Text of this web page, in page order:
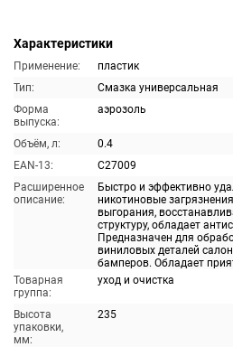
Характеристики
Применение:
пластик
Тип:
Смазка универсальная
Форма
выпуска:
аэрозоль
Объём, л:
0.4
EAN-13:
C27009
Расширенное
описание:
Быстро и эффективно
никотиновые
выгорания,
структуру, обладает
Предназначен для
виниловых деталей
бамперов. Обладает
Товарная
группа:
уход и очистка
Высота
упаковки,
мм:
235